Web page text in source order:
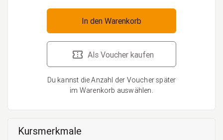
In den Warenkorb
Als Voucher kaufen
Du kannst die Anzahl der Voucher später
im Warenkorb auswählen.
Kursmerkmale